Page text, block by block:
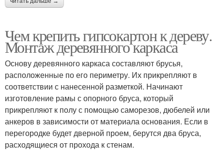
Чем крепить гипсокартон к дереву.
Монтаж деревянного каркаса
Основу деревянного каркаса составляют брусья,
расположенные по его периметру. Их прикрепляют в
соответствии с нанесенной разметкой. Начинают
изготовление рамы с опорного бруса, который
прикрепляют к полу с помощью саморезов, дюбелей или
анкеров в зависимости от материала основания. Если в
перегородке будет дверной проем, берутся два бруса,
расходящиеся от прохода к стенам.